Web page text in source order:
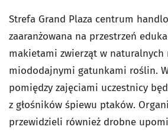
Strefa Grand Plaza centrum
zaaranżowana na przestrzeń
makietami zwierząt w naturalnych
miododajnymi gatunkami roślin.
pomiędzy zajęciami uczestnicy
z głośników śpiewu ptaków.
przewidzieli również drobne